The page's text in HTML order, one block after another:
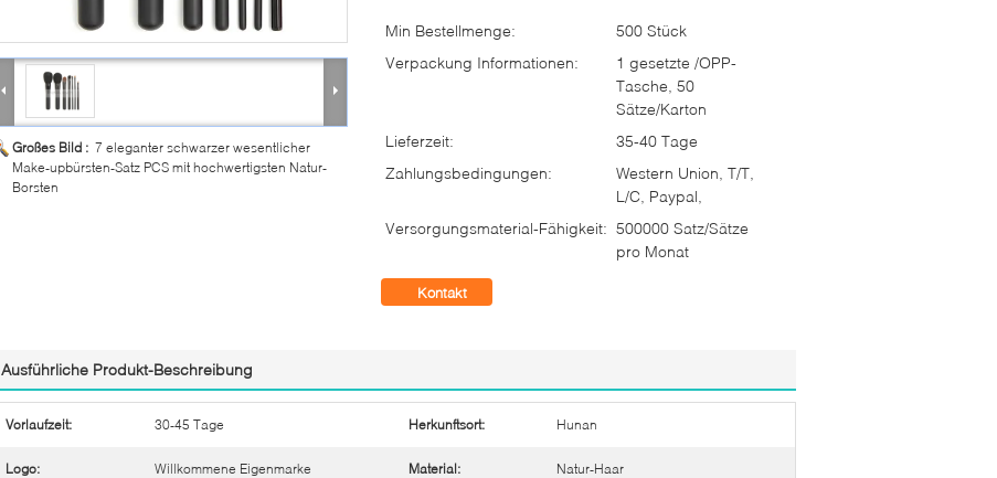
Großes Bild : 7 eleganter schwarzer wesentlicher
Make-upbürsten-Satz PCS mit hochwertigsten Natur-
Borsten
Min Bestellmenge:
500 Stück
Verpackung Informationen:
1 gesetzte /OPP-
Tasche, 50
Sätze/Karton
Lieferzeit:
35-40 Tage
Zahlungsbedingungen:
Western Union, T/T,
L/C, Paypal,
Versorgungsmaterial-Fähigkeit: 500000 Satz/Sätze
pro Monat
Kontakt
Ausführliche Produkt-Beschreibung
Vorlaufzeit: 30-45 Tage Herkunftsort: Hunan
Logo: Willkommene Eigenmarke Material: Natur-Haar